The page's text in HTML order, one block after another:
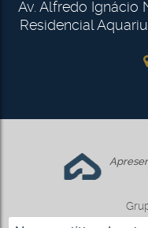
Av. Alfredo Ignácio
Residencial